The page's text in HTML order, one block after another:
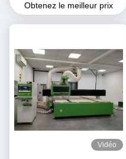
train à grande vitesse
Obtenez le meilleur prix
Vidéo